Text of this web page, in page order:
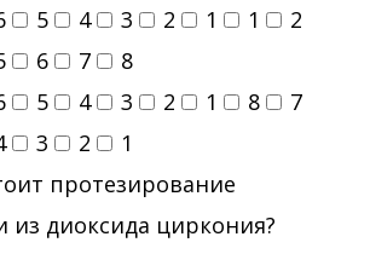
5 4 3 2 1 1
2
6 7
8
5 4 3 2 1 8
7
3 2
1
протезирование
из диоксида циркония?